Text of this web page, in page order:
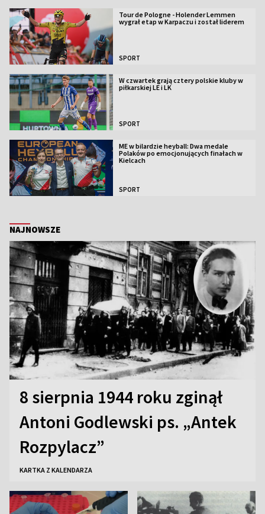
Tour de Pologne - Holender Lemmen
wygrał etap w Karpaczu i został liderem
SPORT
W czwartek grają cztery polskie kluby w
piłkarskiej LE i LK
SPORT
ME w bilardzie heyball: Dwa medale
Polaków po emocjonujących finałach w
Kielcach
SPORT
NAJNOWSZE
8 sierpnia 1944 roku zginął
Antoni Godlewski ps. „Antek
Rozpylacz”
KARTKA Z KALENDARZA